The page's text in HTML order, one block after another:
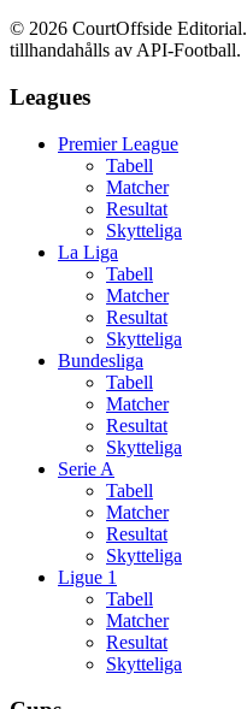
© 2026 CourtOffside Editorial.
tillhandahålls av API-Football.
Leagues
Premier League
Tabell
Matcher
Resultat
Skytteliga
La Liga
Tabell
Matcher
Resultat
Skytteliga
Bundesliga
Tabell
Matcher
Resultat
Skytteliga
Serie A
Tabell
Matcher
Resultat
Skytteliga
Ligue 1
Tabell
Matcher
Resultat
Skytteliga